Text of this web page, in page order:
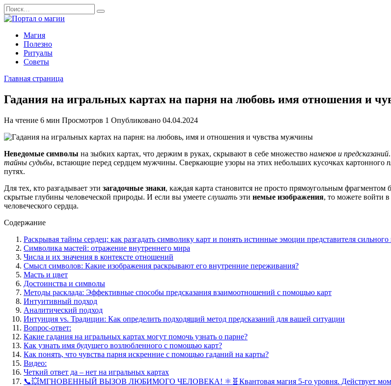
Перейти
к
содержанию
Search
for:
Магия
Полезно
Ритуалы
Советы
Главная страница
Гадания на игральных картах на парня на любовь имя отношения и
На чтение 6 мин Просмотров 1 Опубликовано 04.04.2024
Неведомые символы на зыбких картах, что держим в руках, скрывают в себе множество намеков и предсказаний
тайны судьбы, встающие перед сердцем мужчины. Сверкающие узоры на этих небольших кусочках картонного
путях.
Для тех, кто разгадывает эти загадочные знаки, каждая карта становится не просто прямоугольным фрагментом
скрытые глубины человеческой природы. И если вы умеете слушать эти немые изображения, то можете войти
человеческого сердца.
Содержание
Раскрывая тайны сердец: как разгадать символику карт и понять истинные эмоции представителя сильного
Символика мастей: отражение внутреннего мира
Числа и их значения в контексте отношений
Смысл символов: Какие изображения раскрывают его внутренние переживания?
Масть и цвет
Достоинства и символы
Методы расклада: Эффективные способы предсказания взаимоотношений с помощью карт
Интуитивный подход
Аналитический подход
Интуиция vs. Традиции: Как определить подходящий метод предсказаний для вашей ситуации
Вопрос-ответ:
Какие гадания на игральных картах могут помочь узнать о парне?
Как узнать имя будущего возлюбленного с помощью карт?
Как понять, что чувства парня искренние с помощью гаданий на карты?
Видео:
Четкий ответ да – нет на игральных картах
📞💥МГНОВЕННЫЙ ВЫЗОВ ЛЮБИМОГО ЧЕЛОВЕКА! ⚛︎🧬Квантовая магия 5-го уровня. Действует